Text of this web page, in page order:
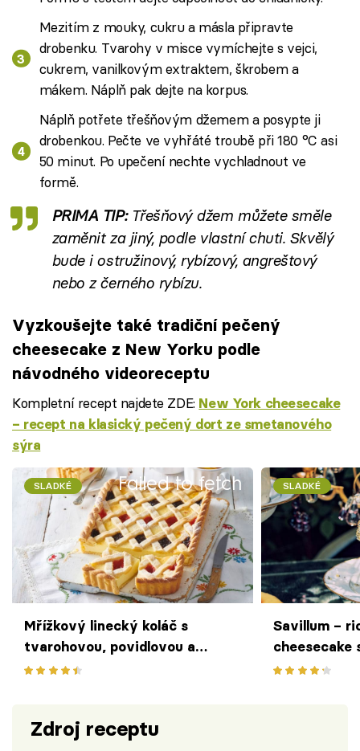
Mezitím z mouky, cukru a másla připravte
drobenku. Tvarohy v misce vymíchejte s vejci,
cukrem, vanilkovým extraktem, škrobem a
mákem. Náplň pak dejte na korpus.
Náplň potřete třešňovým džemem a posypte ji
drobenkou. Pečte ve vyhřáté troubě při 180 °C asi
50 minut. Po upečení nechte vychladnout ve
formě.
PRIMA TIP:Třešňový džem můžete směle
zaměnit za jiný, podle vlastní chuti. Skvělý
bude i ostružinový, rybízový, angreštový
nebo z černého rybízu.
Vyzkoušejte také tradiční pečený
cheesecake z New Yorku podle
návodného videoreceptu
Kompletní recept najdete ZDE: New York cheesecake
– recept na klasický pečený dort ze smetanového
sýra
Failed to fetch
SLADKÉ
Mřížkový linecký koláč s
tvarohovou, povidlovou a
jahodovou náplní – efektní
SLADKÉ
Savillum –
cheesecake
podle více
Zdroj receptu